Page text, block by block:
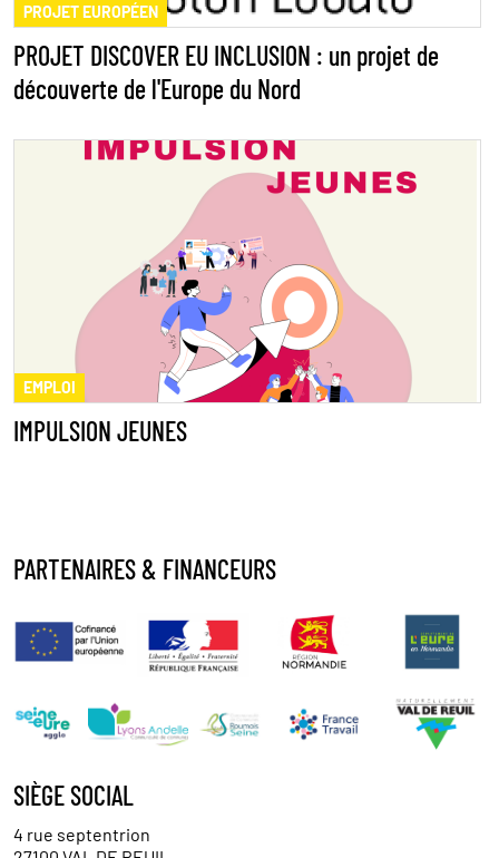
PROJET EUROPÉEN
PROJET DISCOVER EU INCLUSION : un projet de
découverte de l'Europe du Nord
EMPLOI
IMPULSION JEUNES
PARTENAIRES & FINANCEURS
SIÈGE SOCIAL
4 rue septentrion